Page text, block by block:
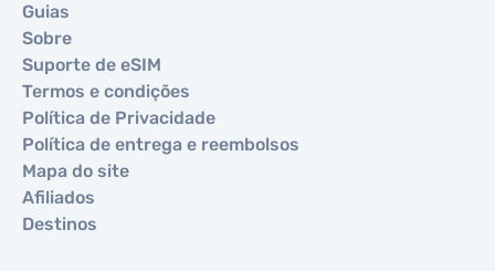
Guias
Sobre
Suporte de eSIM
Termos e condições
Política de Privacidade
Política de entrega e reembolsos
Mapa do site
Afiliados
Destinos